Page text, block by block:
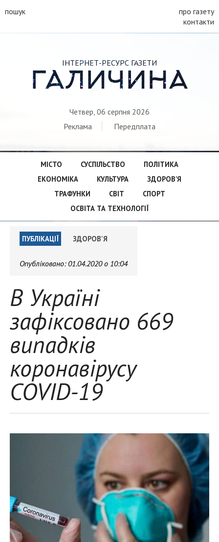
пошук
про газету
контакти
ІНТЕРНЕТ-РЕСУРС ГАЗЕТИ
ГАЛИЧИНА
Четвер, 06 серпня 2026
Реклама
Передплата
МІСТО СУСПІЛЬСТВО
ПОЛІТИКА
ЕКОНОМІКА
КУЛЬТУРА
ЗДОРОВ’Я
ТРАФУНКИ
СВІТ
СПОРТ
ОСВІТА ТА ТЕХНОЛОГІЇ
ПУБЛІКАЦІЇ ЗДОРОВ'Я
Опубліковано: 01.04.2020 о 10:04
В Україні
зафіксовано 669
випадків
коронавірусу
COVID-19